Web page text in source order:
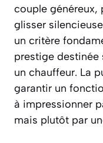
couple généreux,
glisser
un critère
prestige destinée
un chauffeur. La
garantir un
à impressionner
mais plutôt par